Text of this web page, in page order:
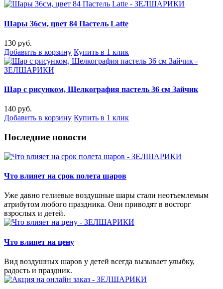
Шары 36см, цвет 84 Пастель Latte
130 руб.
Добавить в корзину Купить в 1 клик
Шар с рисунком, Шелкография пастель 36 см Зайчик
140 руб.
Добавить в корзину Купить в 1 клик
Последние новости
Что влияет на срок полета шаров
Уже давно гелиевые воздушные шары стали неотъемлемым
атрибутом любого праздника. Они приводят в восторг
взрослых и детей.
Что влияет на цену
Вид воздушных шаров у детей всегда вызывает улыбку,
радость и праздник.